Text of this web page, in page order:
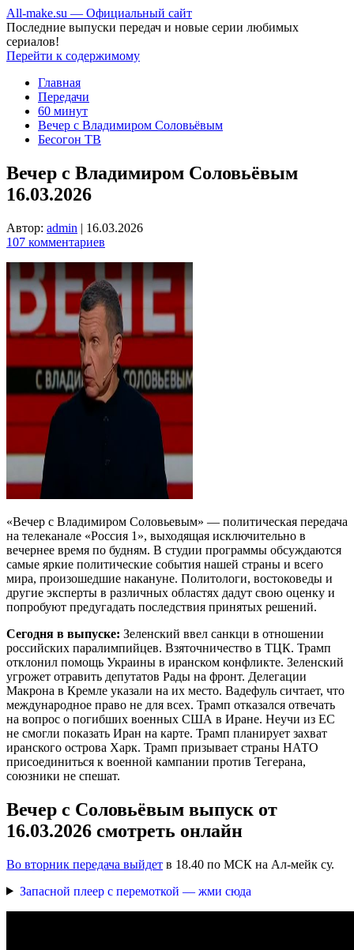
All-make.su — Официальный сайт
Последние выпуски передач и новые серии любимых
сериалов!
Перейти к содержимому
Главная
Передачи
60 минут
Вечер с Владимиром Соловьёвым
Бесогон ТВ
Вечер с Владимиром Соловьёвым
16.03.2026
Автор: admin | 16.03.2026
107 комментариев
«Вечер с Владимиром Соловьевым» — политическая передача
на телеканале «Россия 1», выходящая исключительно в
вечернее время по будням. В студии программы обсуждаются
самые яркие политические события нашей страны и всего
мира, произошедшие накануне. Политологи, востоковеды и
другие эксперты в различных областях дадут свою оценку и
попробуют предугадать последствия принятых решений.
Сегодня в выпуске: Зеленский ввел санкци в отношении
российских паралимпийцев. Взяточничество в ТЦК. Трамп
отклонил помощь Украины в иранском конфликте. Зеленский
угрожет отравить депутатов Рады на фронт. Делегации
Макрона в Кремле указали на их место. Вадефуль сичтает, что
международное право не для всех. Трамп отказался отвечать
на вопрос о погибших военных США в Иране. Неучи из ЕС
не смогли показать Иран на карте. Трамп планирует захват
иранского острова Харк. Трамп призывает страны НАТО
присоединиться к военной кампании против Тегерана,
союзники не спешат.
Вечер с Соловьёвым выпуск от
16.03.2026 смотреть онлайн
Во вторник передача выйдет в 18.40 по МСК на Ал-мейк су.
Запасной плеер с перемоткой — жми сюда